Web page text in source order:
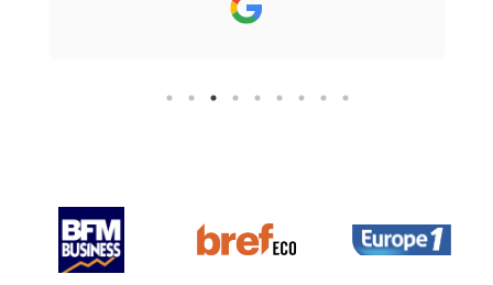
vraiment bien ! Je recommande